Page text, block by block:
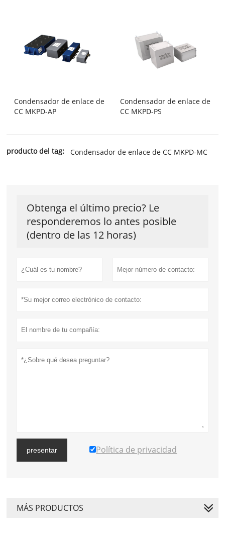
Condensador de enlace de
CC MKPD-AP
Condensador de enlace de
CC MKPD-PS
producto del tag: Condensador de enlace de CC MKPD-MC
Obtenga el último precio? Le
responderemos lo antes posible
(dentro de las 12 horas)
presentar Política de privacidad
MÁS PRODUCTOS